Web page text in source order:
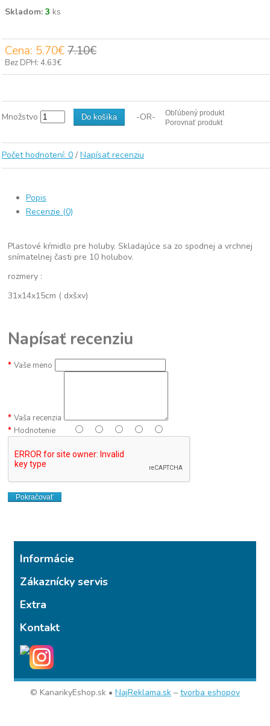
Skladom: 3 ks
Cena: 5.70€7.10€
Bez DPH: 4.63€
Množstvo Do košíka -OR-
Obľúbený produkt
Porovnať produkt
Počet hodnotení: 0 / Napísať recenziu
Popis
Recenzie (0)
Plastové kŕmidlo pre holuby. Skladajúce sa zo spodnej a vrchnej
snímatelnej časti pre 10 holubov.
rozmery :
31x14x15cm ( dxšxv)
Napísať recenziu
Vaše meno
Vaša recenzia
Hodnotenie
Pokračovať
Informácie
Zákaznícky servis
Extra
Kontakt
© KanarikyEshop.sk • NajReklama.sk – tvorba eshopov